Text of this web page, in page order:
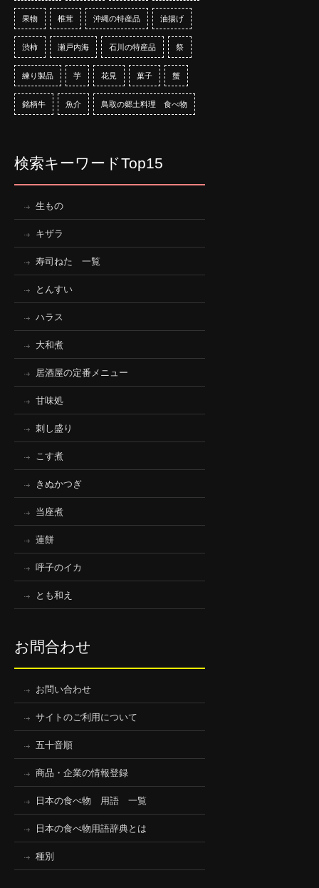
果物 椎茸 沖縄の特産品 油揚げ
渋柿 瀬戸内海 石川の特産品 祭
練り製品 芋 花見 菓子 蟹
銘柄牛 魚介 鳥取の郷土料理 食べ物
検索キーワードTop15
生もの
キザラ
寿司ねた 一覧
とんすい
ハラス
大和煮
居酒屋の定番メニュー
甘味処
刺し盛り
こす煮
きぬかつぎ
当座煮
蓮餅
呼子のイカ
とも和え
お問合わせ
お問い合わせ
サイトのご利用について
五十音順
商品・企業の情報登録
日本の食べ物 用語 一覧
日本の食べ物用語辞典とは
種別